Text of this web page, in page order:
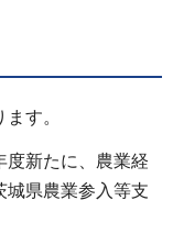
す。
度新たに、農業経
城県農業参入等支